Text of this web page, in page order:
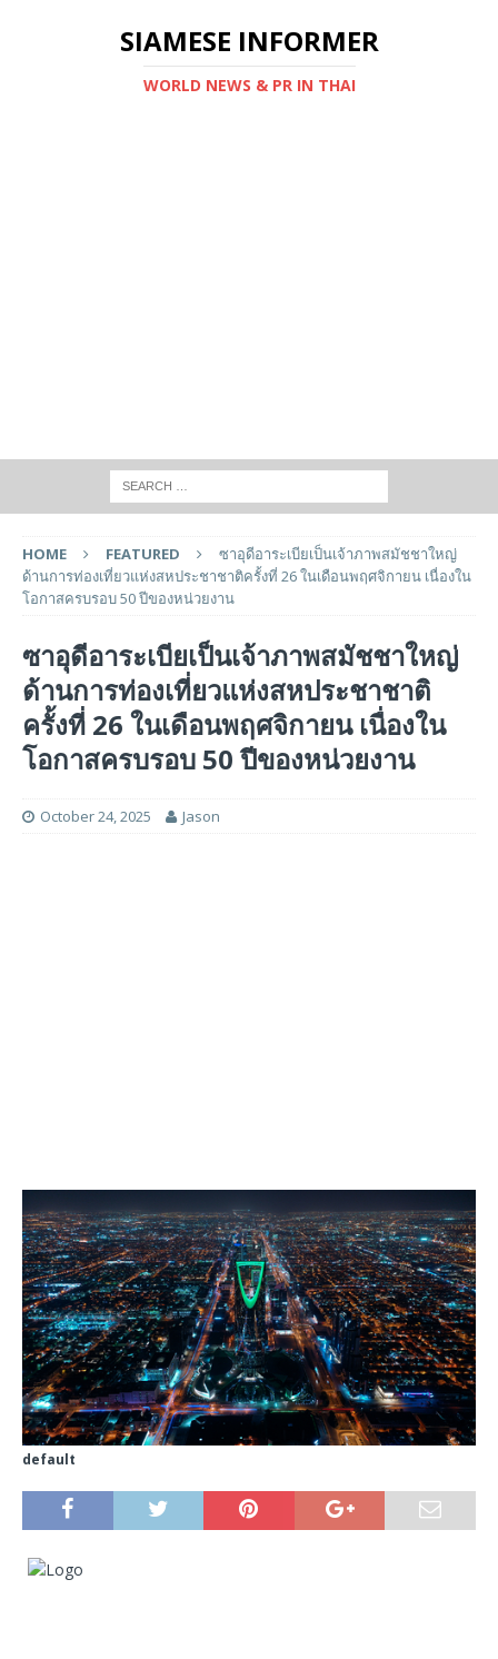
SIAMESE INFORMER
WORLD NEWS & PR IN THAI
HOME FEATURED
ซาอุดีอาระเบียเป็นเจ้าภาพสมัชชาใหญ่
ด้านการท่องเที่ยวแห่งสหประชาชาติครั้งที่ 26 ในเดือนพฤศจิกายน เนื่องใน
โอกาสครบรอบ 50 ปีของหน่วยงาน
ซาอุดีอาระเบียเป็นเจ้าภาพสมัชชาใหญ่
ด้านการท่องเที่ยวแห่งสหประชาชาติ
ครั้งที่ 26 ในเดือนพฤศจิกายน เนื่องใน
โอกาสครบรอบ 50 ปีของหน่วยงาน
October 24, 2025 Jason
default